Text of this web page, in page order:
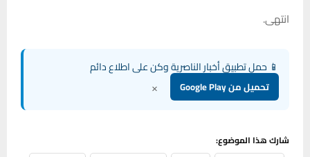
انتهى.
📱 حمل تطبيق أخبار الناصرية وكن على اطلاع دائم
تحميل من Google Play ×
شارك هذا الموضوع: